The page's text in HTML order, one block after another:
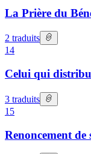
La Prière du
2 traduits
14
Celui qui
3 traduits
15
Renoncement de